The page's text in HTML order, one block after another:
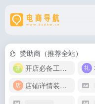
赞助商（推荐全站）
开店必备工具箱
店铺详情装修模版